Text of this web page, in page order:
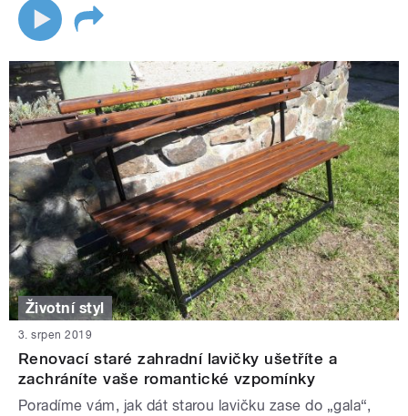
Životní styl
3. srpen 2019
Renovací staré zahradní lavičky ušetříte a
zachráníte vaše romantické vzpomínky
Poradíme vám, jak dát starou lavičku zase do „gala“,